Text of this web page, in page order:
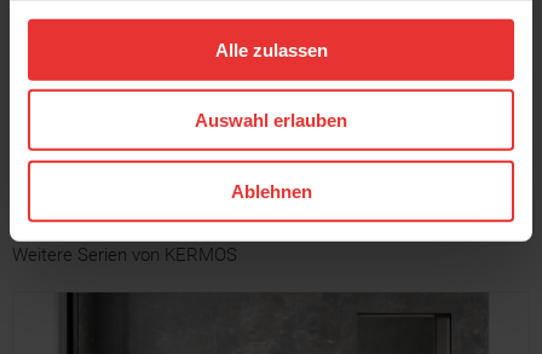
Alle zulassen
Auswahl erlauben
Ablehnen
Project
Project
light grey - matt
Weitere Serien von KERMOS